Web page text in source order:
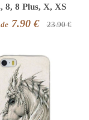
8, 8 Plus, X, XS
7.90 € 23.90 €